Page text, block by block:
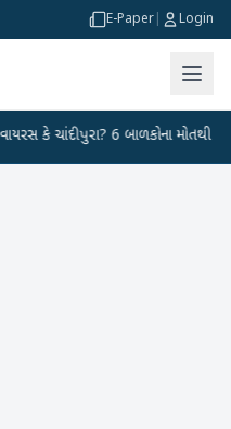
E-Paper Login
ચાંદીપુરા? 6 બાળકોના મોતથી ફફડાટ